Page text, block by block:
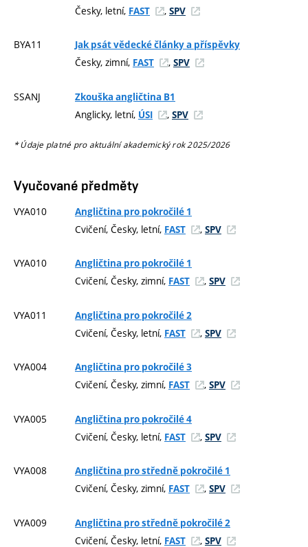
Česky, letní, FAST , SPV
BYA11 Jak psát vědecké články a příspěvky
Česky, zimní, FAST , SPV
SSANJ Zkouška angličtina B1
Anglicky, letní, ÚSI , SPV
* Údaje platné pro aktuální akademický rok 2025/2026
Vyučované předměty
VYA010 Angličtina pro pokročilé 1
Cvičení, Česky, letní, FAST , SPV
VYA010 Angličtina pro pokročilé 1
Cvičení, Česky, zimní, FAST , SPV
VYA011 Angličtina pro pokročilé 2
Cvičení, Česky, letní, FAST , SPV
VYA004 Angličtina pro pokročilé 3
Cvičení, Česky, zimní, FAST , SPV
VYA005 Angličtina pro pokročilé 4
Cvičení, Česky, letní, FAST , SPV
VYA008 Angličtina pro středně pokročilé 1
Cvičení, Česky, zimní, FAST , SPV
VYA009 Angličtina pro středně pokročilé 2
Cvičení, Česky, letní, FAST , SPV